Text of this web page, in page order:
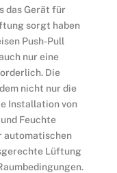
das Gerät für
sorgt haben
Push-Pull
nur eine
Die
nicht nur die
Installation von
Feuchte
automatischen
Lüftung